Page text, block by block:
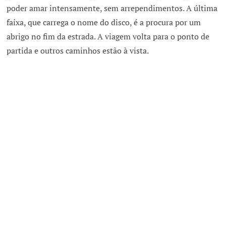
poder amar intensamente, sem arrependimentos. A última
faixa, que carrega o nome do disco, é a procura por um
abrigo no fim da estrada. A viagem volta para o ponto de
partida e outros caminhos estão à vista.